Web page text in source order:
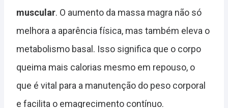
muscular. O aumento da massa magra não só
melhora a aparência física, mas também eleva o
metabolismo basal. Isso significa que o corpo
queima mais calorias mesmo em repouso, o
que é vital para a manutenção do peso corporal
e facilita o emagrecimento contínuo.